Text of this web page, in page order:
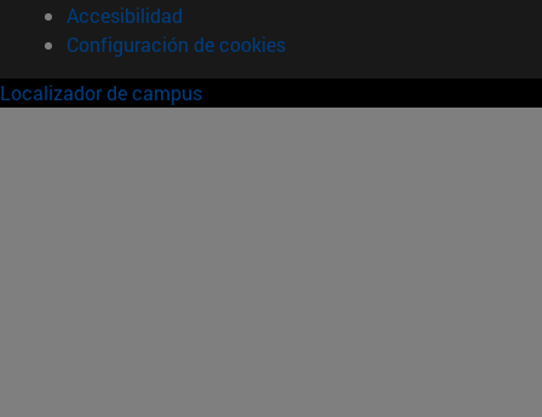
Accesibilidad
Configuración de cookies
Localizador de campus